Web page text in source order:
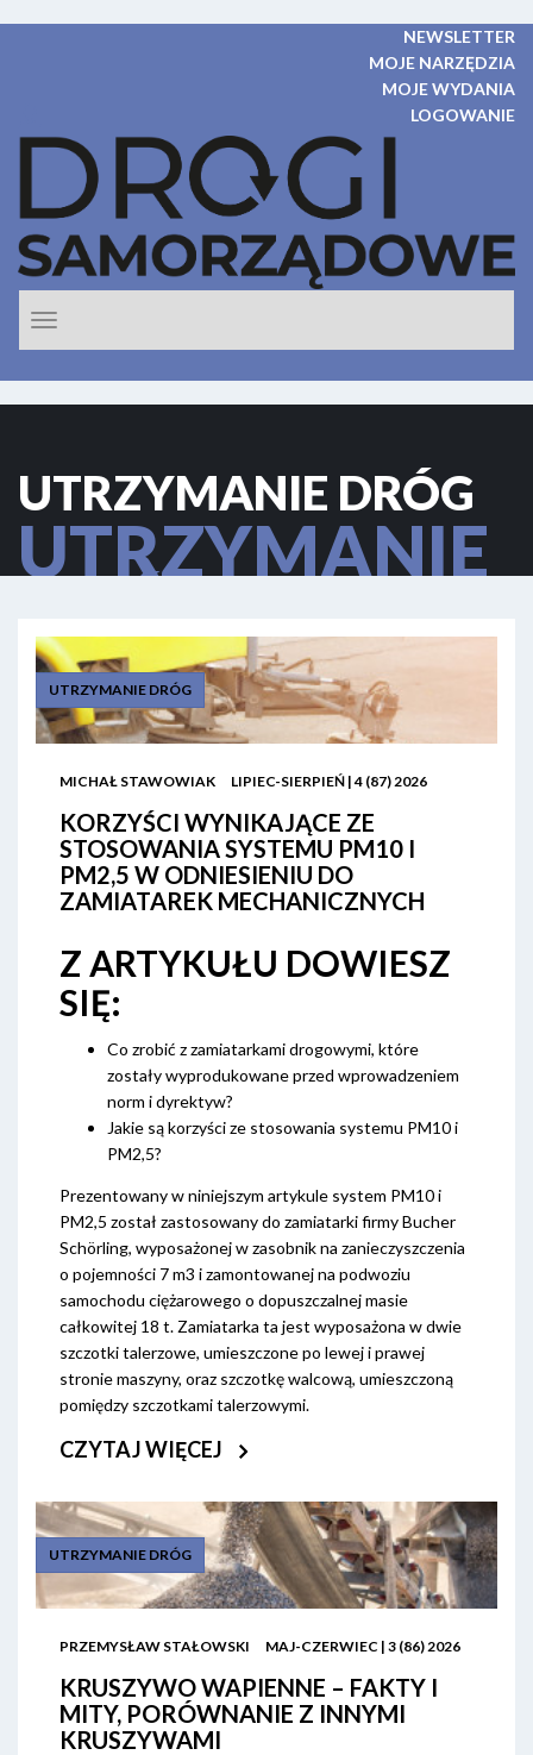
NEWSLETTER
MOJE NARZĘDZIA
MOJE WYDANIA
LOGOWANIE
nawigacje
UTRZYMANIE DRÓG
UTRZYMANIE
UTRZYMANIE DRÓG
MICHAŁ STAWOWIAK LIPIEC-SIERPIEŃ | 4 (87) 2026
KORZYŚCI WYNIKAJĄCE ZE
STOSOWANIA SYSTEMU PM10 I
PM2,5 W ODNIESIENIU DO
ZAMIATAREK MECHANICZNYCH
Z ARTYKUŁU DOWIESZ
SIĘ:
Co zrobić z zamiatarkami drogowymi, które
zostały wyprodukowane przed wprowadzeniem
norm i dyrektyw?
Jakie są korzyści ze stosowania systemu PM10 i
PM2,5?
Prezentowany w niniejszym artykule system PM10 i
PM2,5 został zastosowany do zamiatarki firmy Bucher
Schörling, wyposażonej w zasobnik na zanieczyszczenia
o pojemności 7 m3 i zamontowanej na podwoziu
samochodu ciężarowego o dopuszczalnej masie
całkowitej 18 t. Zamiatarka ta jest wyposażona w dwie
szczotki talerzowe, umieszczone po lewej i prawej
stronie maszyny, oraz szczotkę walcową, umieszczoną
pomiędzy szczotkami talerzowymi.
CZYTAJ WIĘCEJ
UTRZYMANIE DRÓG
PRZEMYSŁAW STAŁOWSKI MAJ-CZERWIEC | 3 (86) 2026
KRUSZYWO WAPIENNE – FAKTY I
MITY, PORÓWNANIE Z INNYMI
KRUSZYWAMI